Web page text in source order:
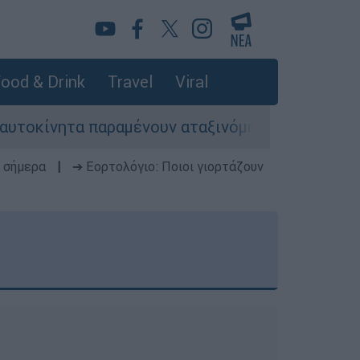
& Drink Travel Viral
παραμένουν αταξινόμητα - Λύση αναζητά
➔ Εορτολόγιο: Ποιοι γιορτάζουν